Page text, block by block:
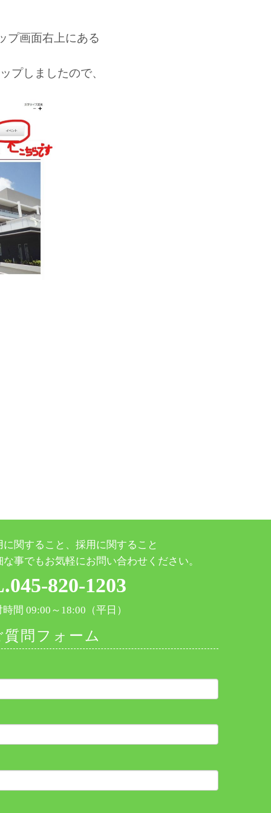
プ画面右上にある
プしましたので、
関すること、採用に関すること
事でもお気軽にお問い合わせください。
820-1203
間 09:00～18:00（平日）
質問フォーム